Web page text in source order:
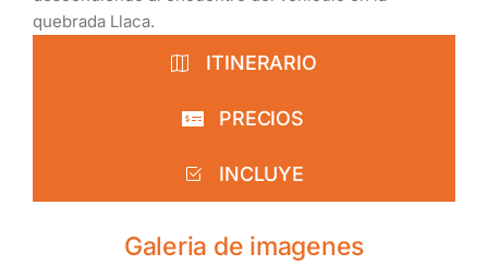
quebrada Llaca.
ITINERARIO
PRECIOS
INCLUYE
Galeria de imagenes